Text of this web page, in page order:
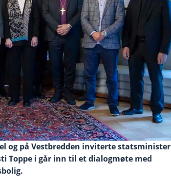
og på Vestbredden inviterte statsminister
Toppe i går inn til et dialogmøte med